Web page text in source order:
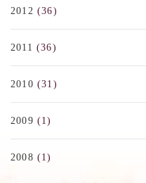
2012 (36)
2011 (36)
2010 (31)
2009 (1)
2008 (1)